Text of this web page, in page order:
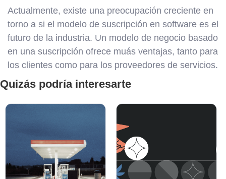
Actualmente, existe una preocupación creciente en
torno a si el modelo de suscripción en software es el
futuro de la industria. Un modelo de negocio basado
en una suscripción ofrece muás ventajas, tanto para
los clientes como para los proveedores de servicios.
Quizás podría interesarte